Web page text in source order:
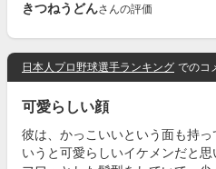
きつねうどんさんの評価
日本人プロ野球選手ランキング でのコ
可愛らしい顔
彼は、かっこいいという面も持
いうと可愛らしいイケメンだと思